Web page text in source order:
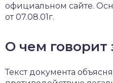
официальном сайте.
от 07.08.01г.
О чем говорит
Текст документа